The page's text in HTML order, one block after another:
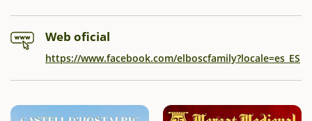
Web oficial
https://www.facebook.com/elboscfamily?locale=es_ES